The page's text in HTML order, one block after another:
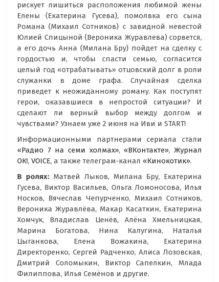
рискует лишиться расположения любимой жены
Елены (Екатерина Гусева), помолвка его сына
Романа (Михаил Сотников) с завидной невестой
Юлией Спицыной (Вероника Журавлева) сорвется,
а его дочь Анна (Милана Бру) пойдет на сделку с
гордостью и, чтобы спасти семью, согласится
целый год «отрабатывать» отцовский долг в роли
служанки в доме графа. Случайная сделка
приведет к неожиданному роману. Как поступят
герои, оказавшиеся в непростой ситуации? И
сделают ли верный выбор между долгом и
чувствами? Узнаем уже 2 июня на Иви и START!
Информационными партнерами сериала стали
«Радио 7 на семи холмах», «ВКонтакте»,Журнал
ОК!, VOICE, а также телеграм-канал «Кинокотик».
В ролях: Матвей Лыков, Милана Бру, Екатерина
Гусева, Виктор Васильев, Ольга Ломоносова, Илья
Носков, Вячеслав Чепурченко, Михаил Сотников,
Вероника Журавлёва, Макар Касаткин, Екатерина
Хомчук, Владислав Ценёв, Алёна Хмельницкая,
Марина Богатова, Нина Калугина, Наталья
Цыганкова, Елена Вожакина, Екатерина
Директоренко, Сергей Радченко, Алиса Лозовская,
Дмитрий Соломыкин, Виктор Сапелкин, Млада
Филиппова, Илья Семёнов и другие.